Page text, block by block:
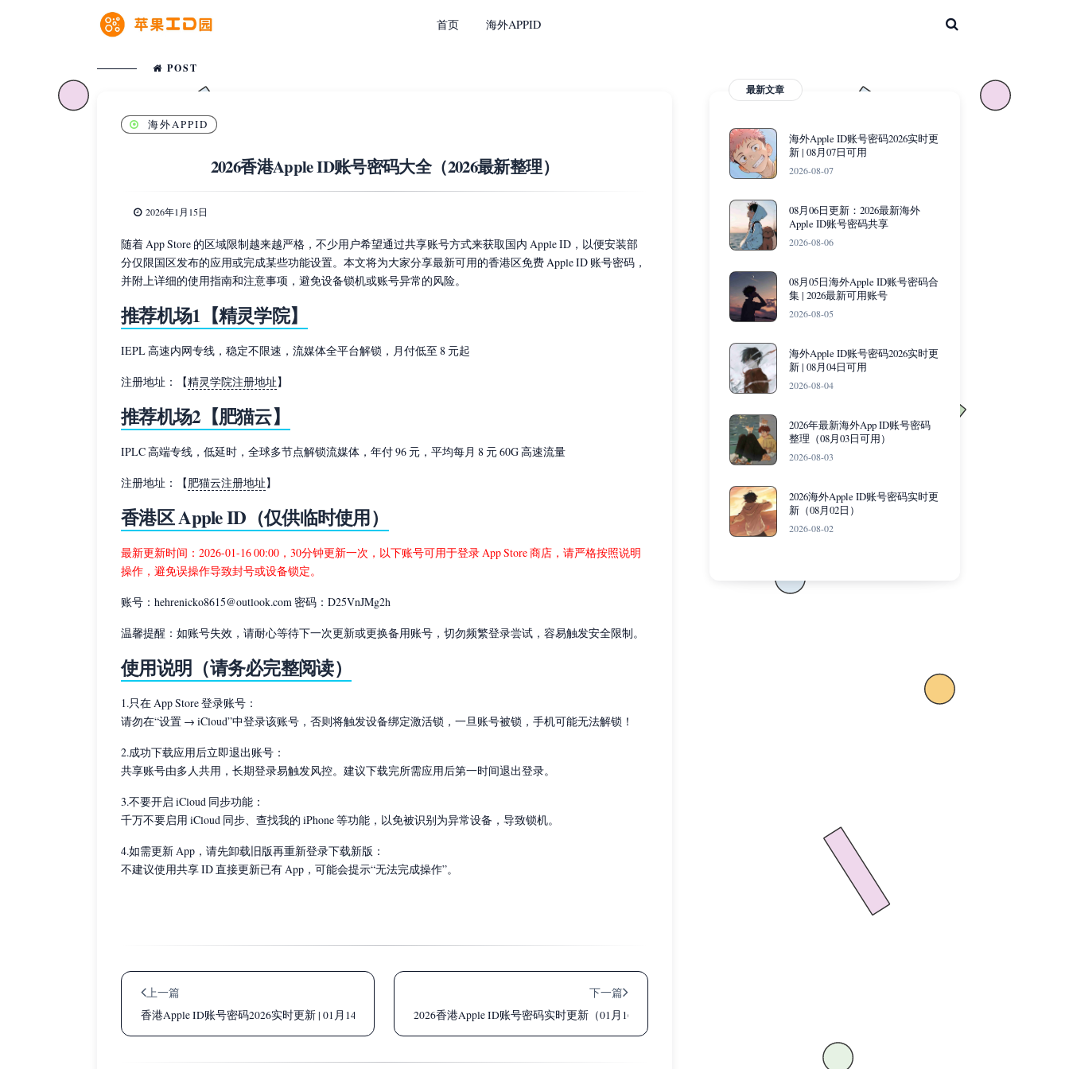
首页 海外APPID
POST
海外APPID
2026香港Apple ID账号密码大全（2026最新整理）
2026年1月15日
随着 App Store 的区域限制越来越严格，不少用户希望通过共享账号方式来获取国内 Apple ID，以便安装部
分仅限国区发布的应用或完成某些功能设置。本文将为大家分享最新可用的香港区免费 Apple ID 账号密码，
并附上详细的使用指南和注意事项，避免设备锁机或账号异常的风险。
推荐机场1【精灵学院】
IEPL 高速内网专线，稳定不限速，流媒体全平台解锁，月付低至 8 元起
注册地址：【精灵学院注册地址】
推荐机场2【肥猫云】
IPLC 高端专线，低延时，全球多节点解锁流媒体，年付 96 元，平均每月 8 元 60G 高速流量
注册地址：【肥猫云注册地址】
香港区 Apple ID（仅供临时使用）
最新更新时间：2026-01-16 00:00，30分钟更新一次，以下账号可用于登录 App Store 商店，请严格按照说明
操作，避免误操作导致封号或设备锁定。
账号：hehrenicko8615@outlook.com 密码：D25VnJMg2h
温馨提醒：如账号失效，请耐心等待下一次更新或更换备用账号，切勿频繁登录尝试，容易触发安全限制。
使用说明（请务必完整阅读）
1.只在 App Store 登录账号：
请勿在“设置 → iCloud”中登录该账号，否则将触发设备绑定激活锁，一旦账号被锁，手机可能无法解锁！
2.成功下载应用后立即退出账号：
共享账号由多人共用，长期登录易触发风控。建议下载完所需应用后第一时间退出登录。
3.不要开启 iCloud 同步功能：
千万不要启用 iCloud 同步、查找我的 iPhone 等功能，以免被识别为异常设备，导致锁机。
4.如需更新 App，请先卸载旧版再重新登录下载新版：
不建议使用共享 ID 直接更新已有 App，可能会提示“无法完成操作”。
上一篇
香港Apple ID账号密码2026实时更新 | 01月14日可用
下一篇
2026香港Apple ID账号密码实时更新（01月16日）
最新文章
海外Apple ID账号密码2026实时更
新 | 08月07日可用
2026-08-07
08月06日更新：2026最新海外
Apple ID账号密码共享
2026-08-06
08月05日海外Apple ID账号密码合
集 | 2026最新可用账号
2026-08-05
海外Apple ID账号密码2026实时更
新 | 08月04日可用
2026-08-04
2026年最新海外App ID账号密码
整理（08月03日可用）
2026-08-03
2026海外Apple ID账号密码实时更
新（08月02日）
2026-08-02